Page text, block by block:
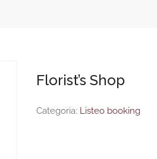
Florist’s Shop
Categoria: Listeo booking